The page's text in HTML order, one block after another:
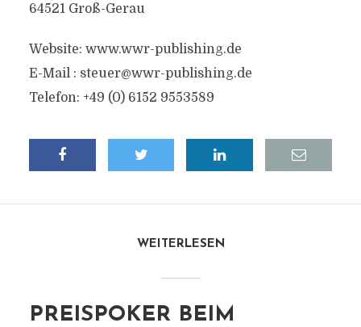
64521 Groß-Gerau
Website: www.wwr-publishing.de
E-Mail : steuer@wwr-publishing.de
Telefon: +49 (0) 6152 9553589
WEITERLESEN
PREISPOKER BEIM